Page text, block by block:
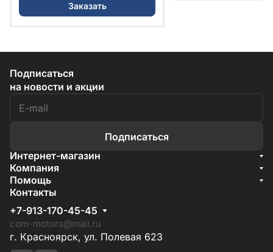
Заказать
Подписаться
на новости и акции
Подписаться
Интернет-магазин
Акции
Бренды
Компания
О компании
Документы
Условия поставки
Отзывы
Помощь
Условия доставки
Способы оплаты
Гарантия на товар
Контакты
+7-913-170-45-45
com-motors@mail.ru
г. Красноярск, ул. Полевая 623